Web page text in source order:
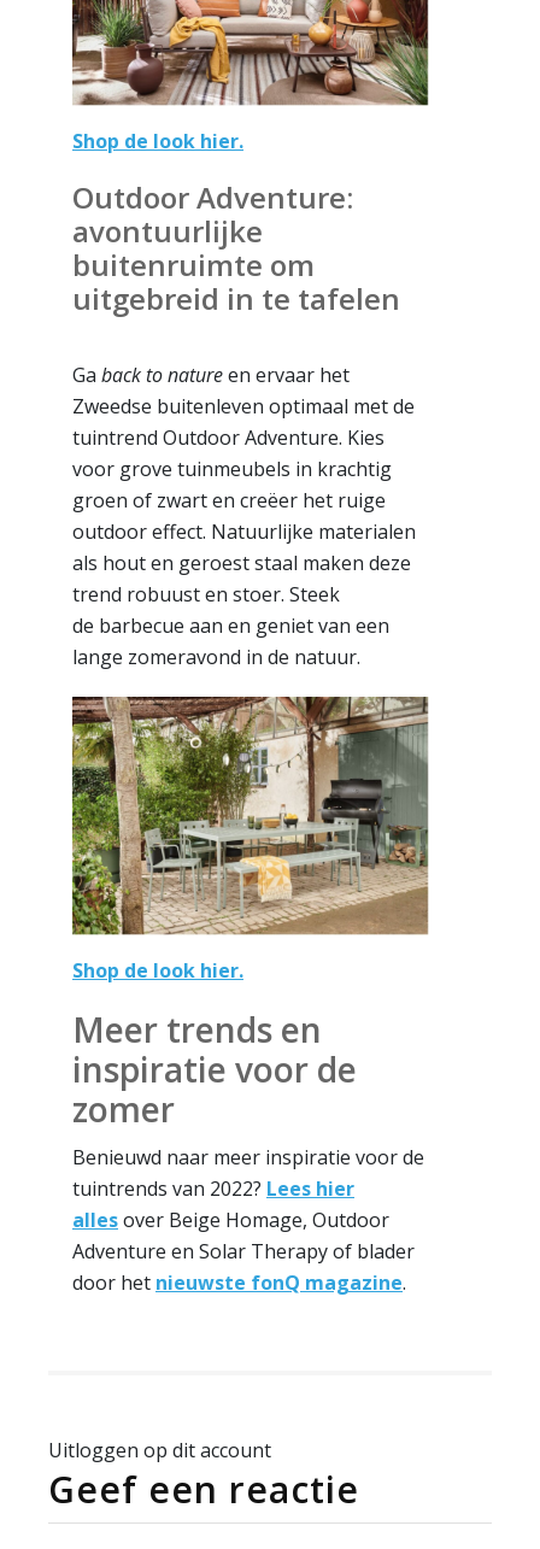
Shop de look hier.
Outdoor Adventure:
avontuurlijke
buitenruimte om
uitgebreid in te tafelen
Ga back to natureen ervaar het
Zweedse buitenleven optimaal met de
tuintrend Outdoor Adventure. Kies
voor grove tuinmeubels in krachtig
groen of zwart en creëer het ruige
outdoor effect. Natuurlijke materialen
als hout en geroest staal maken deze
trend robuust en stoer. Steek
de barbecue aan en geniet van een
lange zomeravond in de natuur.
Shop de look hier.
Meer trends en
inspiratie voor de
zomer
Benieuwd naar meer inspiratie voor de
tuintrends van 2022? Lees hier
allesover Beige Homage, Outdoor
Adventure en Solar Therapy of blader
door het nieuwste fonQ magazine.
Uitloggen op dit account
Geef een reactie